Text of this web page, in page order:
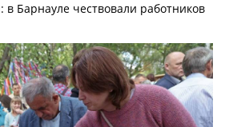
в Барнауле чествовали работников